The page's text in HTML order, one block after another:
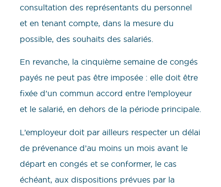
consultation des représentants du personnel
et en tenant compte, dans la mesure du
possible, des souhaits des salariés.
En revanche, la cinquième semaine de congés
payés ne peut pas être imposée : elle doit être
fixée d’un commun accord entre l’employeur
et le salarié, en dehors de la période principale.
L’employeur doit par ailleurs respecter un délai
de prévenance d’au moins un mois avant le
départ en congés et se conformer, le cas
échéant, aux dispositions prévues par la